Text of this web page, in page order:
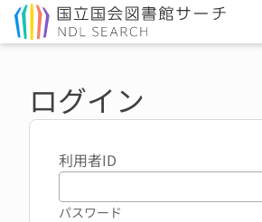
ログイン
利用者ID
パスワード